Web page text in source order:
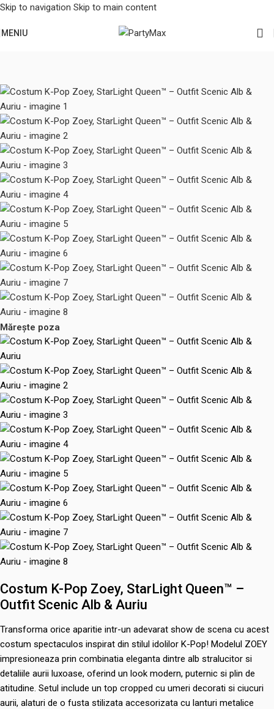
Skip to navigation Skip to main content
MENIU
Mărește poza
Costum K-Pop Zoey, StarLight Queen™ –
Outfit Scenic Alb & Auriu
Transforma orice aparitie intr-un adevarat show de scena cu acest
costum spectaculos inspirat din stilul idolilor K-Pop! Modelul ZOEY
impresioneaza prin combinatia eleganta dintre alb stralucitor si
detaliile aurii luxoase, oferind un look modern, puternic si plin de
atitudine. Setul include un top cropped cu umeri decorati si ciucuri
aurii, alaturi de o fusta stilizata accesorizata cu lanturi metalice